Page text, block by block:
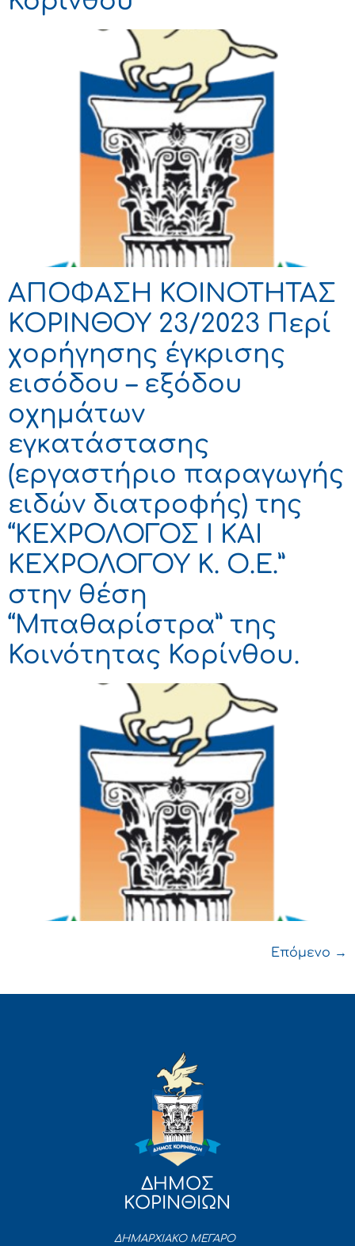
ΑΠΟΦΑΣΗ ΚΟΙΝΟΤΗΤΑΣ
ΚΟΡΙΝΘΟΥ 23/2023 Περί
χορήγησης έγκρισης
εισόδου – εξόδου
οχημάτων
εγκατάστασης
(εργαστήριο παραγωγής
ειδών διατροφής) της
“ΚΕΧΡΟΛΟΓΟΣ Ι ΚΑΙ
ΚΕΧΡΟΛΟΓΟΥ Κ. Ο.Ε.”
στην θέση
“Μπαθαρίστρα” της
Κοινότητας Κορίνθου.
Επόμενο →
ΔΗΜΟΣ
ΚΟΡΙΝΘΙΩΝ
ΔΗΜΑΡΧΙΑΚΟ ΜΕΓΑΡΟ